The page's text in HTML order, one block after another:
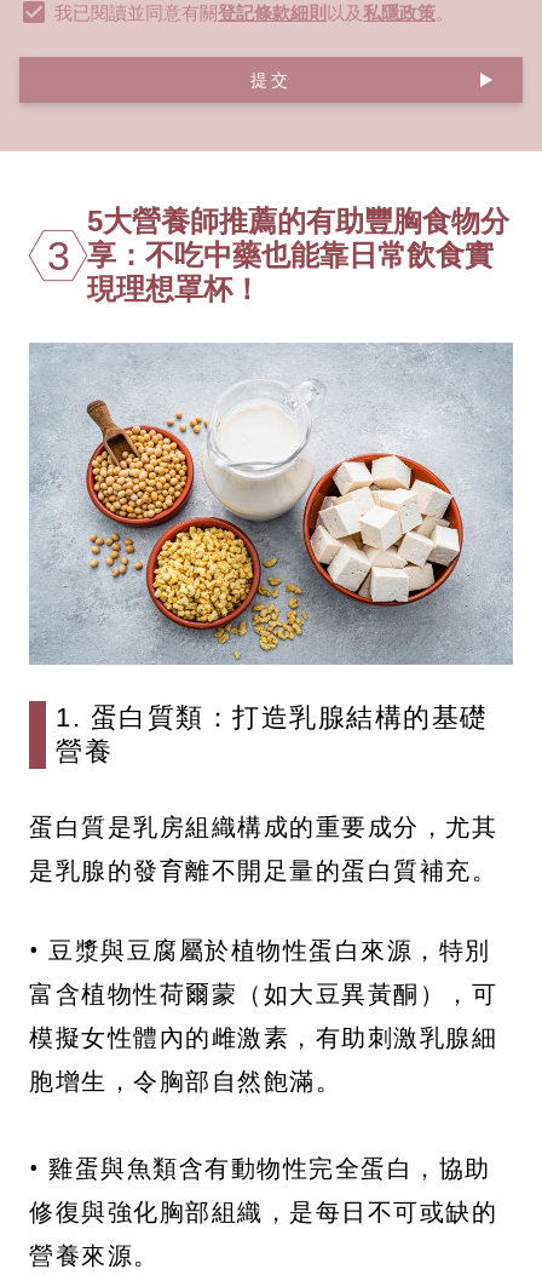
我已閱讀並同意有關登記條款細則 以及私隱政策。
提交
3
5大營養師推薦的有助豐胸食物分
享：不吃中藥也能靠日常飲食實
現理想罩杯！
1. 蛋白質類：打造乳腺結構的基礎
營養
蛋白質是乳房組織構成的重要成分，尤其
是乳腺的發育離不開足量的蛋白質補充。
• 豆漿與豆腐屬於植物性蛋白來源，特別
富含植物性荷爾蒙（如大豆異黃酮），可
模擬女性體內的雌激素，有助刺激乳腺細
胞增生，令胸部自然飽滿。
• 雞蛋與魚類含有動物性完全蛋白，協助
修復與強化胸部組織，是每日不可或缺的
營養來源。